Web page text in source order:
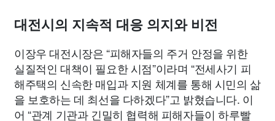
대전시의 지속적 대응 의지와 비전
이장우 대전시장은 “피해자들의 주거 안정을 위한
실질적인 대책이 필요한 시점”이라며 “전세사기 피
해주택의 신속한 매입과 지원 체계를 통해 시민의 삶
을 보호하는 데 최선을 다하겠다”고 밝혔습니다. 이
어 “관계 기관과 긴밀히 협력해 피해자들이 하루빨